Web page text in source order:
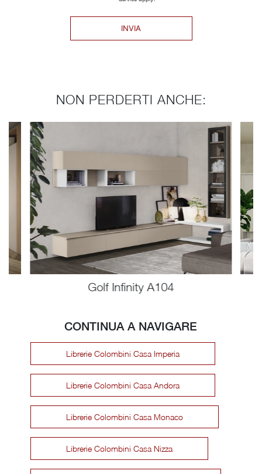
INVIA
NON PERDERTI ANCHE:
Golf Infinity A104
CONTINUA A NAVIGARE
Librerie Colombini Casa Imperia
Librerie Colombini Casa Andora
Librerie Colombini Casa Monaco
Librerie Colombini Casa Nizza